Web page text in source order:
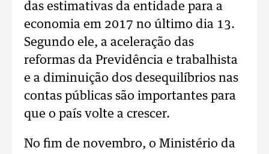
das estimativas da entidade para a
economia em 2017 no último dia 13.
Segundo ele, a aceleração das
reformas da Previdência e trabalhista
e a diminuição dos desequilíbrios nas
contas públicas são importantes para
que o país volte a crescer.
No fim de novembro, o Ministério da